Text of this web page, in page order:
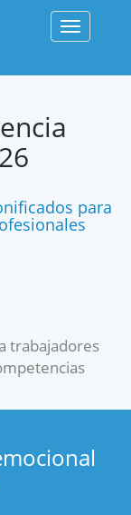
Toggle
para
trabajadores